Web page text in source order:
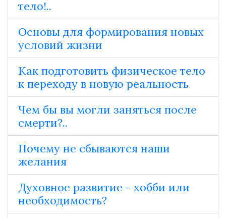
тело!..
Основы для формирования новых
условий жизни
Как подготовить физическое тело
к переходу в новую реальность
Чем бы вы могли заняться после
смерти?..
Почему не сбываются наши
желания
Духовное развитие - хобби или
необходимость?